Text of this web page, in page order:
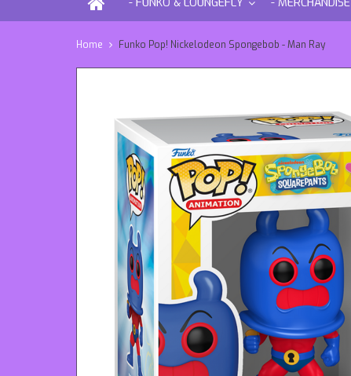
Home Funko Pop! Nickelodeon Spongebob - Man Ray